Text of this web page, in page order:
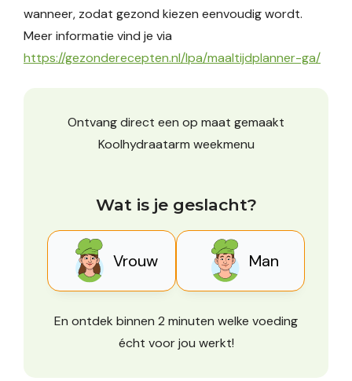
wanneer, zodat gezond kiezen eenvoudig wordt.
Meer informatie vind je via
https://gezonderecepten.nl/lpa/maaltijdplanner-ga/
Ontvang direct een op maat gemaakt
Koolhydraatarm weekmenu
Wat is je geslacht?
Vrouw Man
En ontdek binnen 2 minuten welke voeding
écht voor jou werkt!